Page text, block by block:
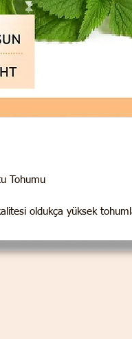
Tohumu
oldukça yüksek